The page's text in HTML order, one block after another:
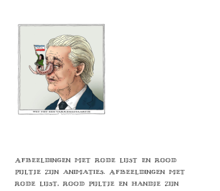
Afbeeldingen met rode lijst en rood
pijltje zijn animaties. Afbeeldingen met
rode lijst, rood pijltje en handje zijn